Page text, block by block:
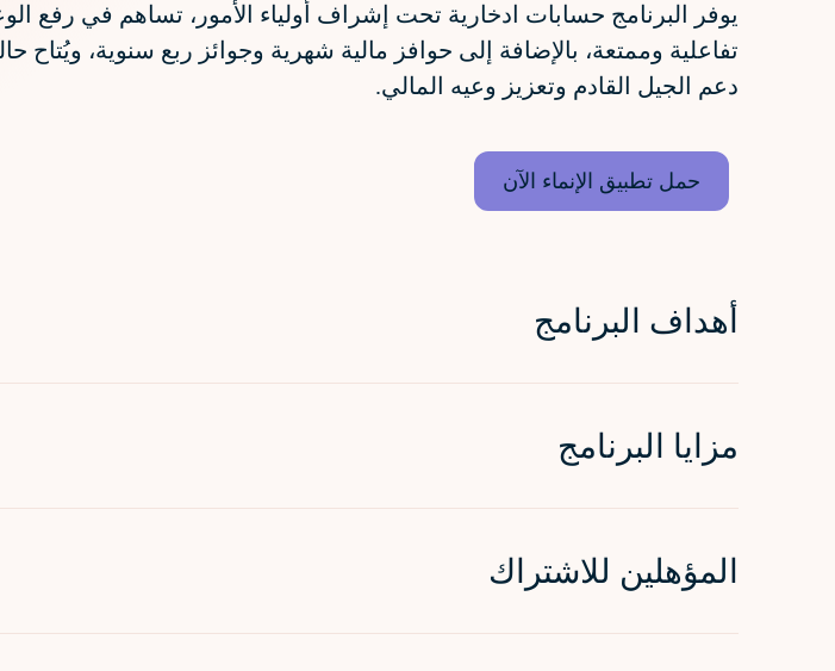
يوفر البرنامج حسابات ادخارية تحت إشراف أولياء الأمور، تساهم في رفع
تفاعلية وممتعة، بالإضافة إلى حوافز مالية شهرية وجوائز ربع سنوية، ويُتاح
دعم الجيل القادم وتعزيز وعيه المالي.
حمل تطبيق الإنماء الآن
أهداف البرنامج
مزايا البرنامج
المؤهلين للاشتراك